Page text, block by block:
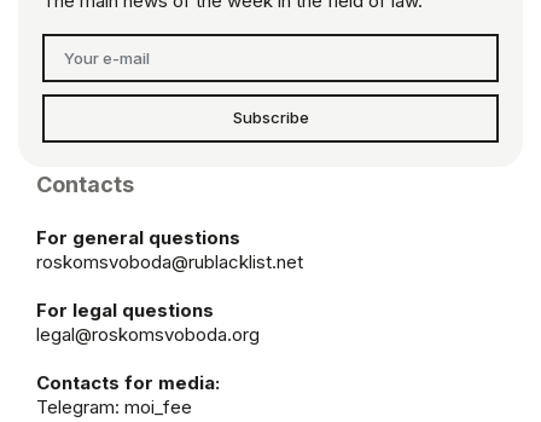
Subscribe
Contacts
For general questions
roskomsvoboda@rublacklist.net
For legal questions
legal@roskomsvoboda.org
Contacts for media:
Telegram: moi_fee